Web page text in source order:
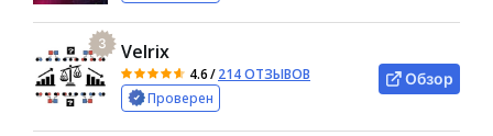
3 Velrix
4.6/214 ОТЗЫВОВ
Проверен
Обзор